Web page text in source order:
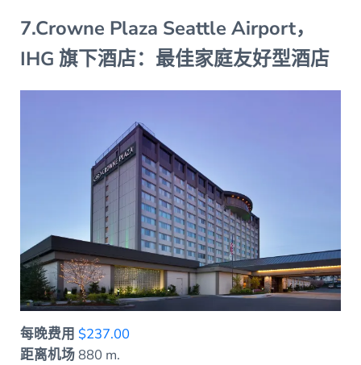
7.Crowne Plaza Seattle Airport，
IHG 旗下酒店：最佳家庭友好型酒店
每晚费用 $237.00
距离机场880 m.